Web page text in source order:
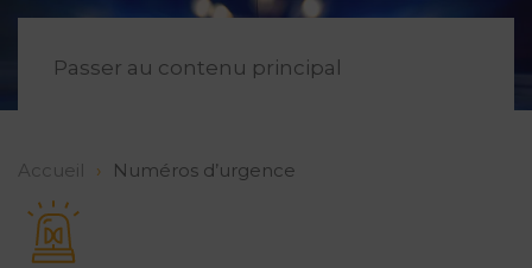
Passer au contenu principal
Accueil Numéros d’urgence